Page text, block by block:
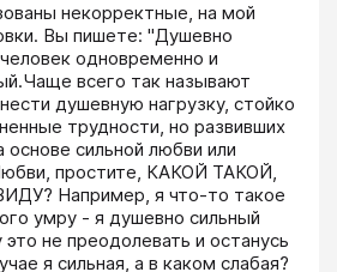
некорректные, на мой
Вы пишете: "Душевно
одновременно и
всего так называют
душевную нагрузку, стойко
трудности, но развивших
основе сильной любви или
простите, КАКОЙ ТАКОЙ,
Например, я что-то такое
умру - я душевно сильный
не преодолевать и останусь
я сильная, а в каком слабая?